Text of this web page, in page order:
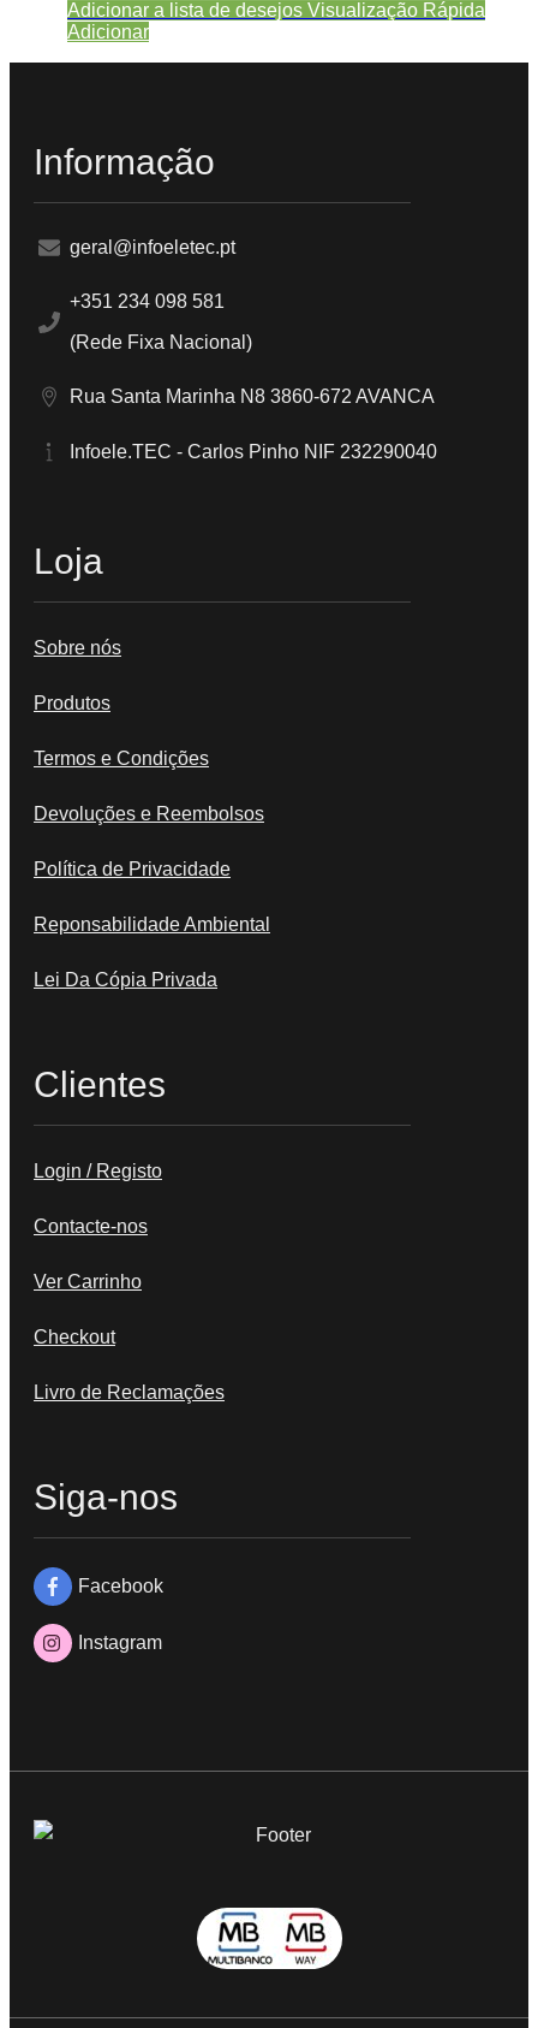
Adicionar a lista de desejos Visualização Rápida
Adicionar
Informação
geral@infoeletec.pt
+351 234 098 581
(Rede Fixa Nacional)
Rua Santa Marinha N8 3860-672 AVANCA
Infoele.TEC - Carlos Pinho NIF 232290040
Loja
Sobre nós
Produtos
Termos e Condições
Devoluções e Reembolsos
Política de Privacidade
Reponsabilidade Ambiental
Lei Da Cópia Privada
Clientes
Login / Registo
Contacte-nos
Ver Carrinho
Checkout
Livro de Reclamações
Siga-nos
Facebook
Instagram